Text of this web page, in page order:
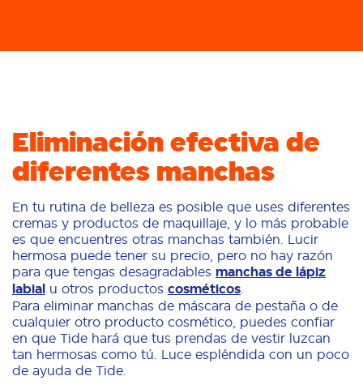
Eliminación efectiva de
diferentes manchas
En tu rutina de belleza es posible que uses diferentes
cremas y productos de maquillaje, y lo más probable
es que encuentres otras manchas también. Lucir
hermosa puede tener su precio, pero no hay razón
para que tengas desagradables manchas de lápiz
labial u otros productos cosméticos
Para eliminar manchas de máscara de pestaña o de
cualquier otro producto cosmético, puedes confiar
en que Tide hará que tus prendas de vestir luzcan
tan hermosas como tú. Luce espléndida con un poco
de ayuda de Tide.